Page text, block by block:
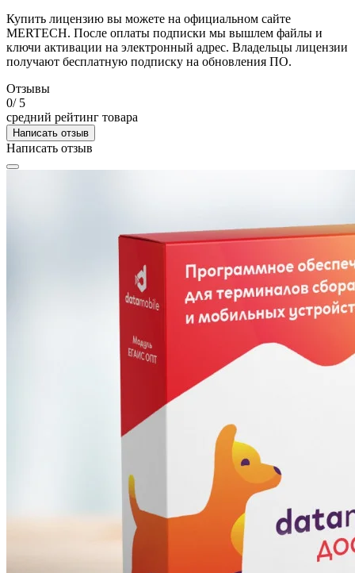
Купить лицензию вы можете на официальном сайте
MERTECH. После оплаты подписки мы вышлем файлы и
ключи активации на электронный адрес. Владельцы лицензии
получают бесплатную подписку на обновления ПО.
Отзывы
0/ 5
средний рейтинг товара
Написать отзыв
Написать отзыв